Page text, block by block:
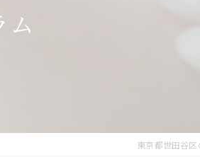
ム
東京都世田谷